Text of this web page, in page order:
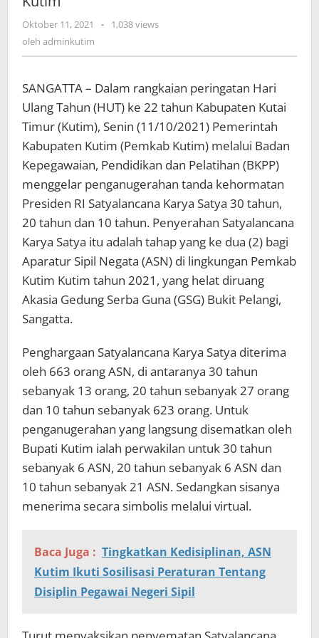
Oktober 11, 2021
oleh
-
1,038 views
oleh adminkutim
SANGATTA – Dalam rangkaian peringatan Hari
Ulang Tahun (HUT) ke 22 tahun Kabupaten Kutai
Timur (Kutim), Senin (11/10/2021) Pemerintah
Kabupaten Kutim (Pemkab Kutim) melalui Badan
Kepegawaian, Pendidikan dan Pelatihan (BKPP)
menggelar penganugerahan tanda kehormatan
Presiden RI Satyalancana Karya Satya 30 tahun,
20 tahun dan 10 tahun. Penyerahan Satyalancana
Karya Satya itu adalah tahap yang ke dua (2) bagi
Aparatur Sipil Negata (ASN) di lingkungan Pemkab
Kutim Kutim tahun 2021, yang helat diruang
Akasia Gedung Serba Guna (GSG) Bukit Pelangi,
Sangatta.
Penghargaan Satyalancana Karya Satya diterima
oleh 663 orang ASN, di antaranya 30 tahun
sebanyak 13 orang, 20 tahun sebanyak 27 orang
dan 10 tahun sebanyak 623 orang. Untuk
penganugerahan yang langsung disematkan oleh
Bupati Kutim ialah perwakilan untuk 30 tahun
sebanyak 6 ASN, 20 tahun sebanyak 6 ASN dan
10 tahun sebanyak 21 ASN. Sedangkan sisanya
menerima secara simbolis melalui virtual.
Baca Juga : Tingkatkan Kedisiplinan, ASN
Kutim Ikuti Sosilisasi Peraturan Tentang
Disiplin Pegawai Negeri Sipil